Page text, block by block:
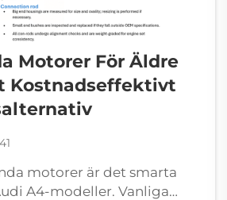
Motorer För Äldre
Kostnadseffektivt
motorer är det smarta
A4-modeller. Vanliga